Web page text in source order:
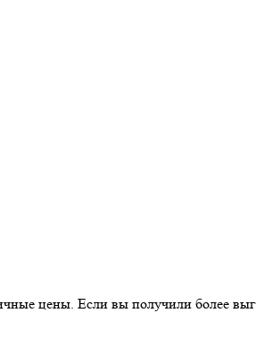
цены. Если вы получили более